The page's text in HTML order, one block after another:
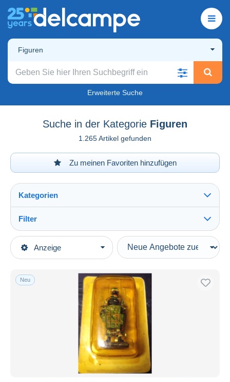
Figuren
Erweiterte Suche
Suche in der Kategorie Figuren
1.265 Artikel gefunden
Zu meinen Favoriten hinzufügen
Anzeige
Kategorien
Hauptkategorien
Figuren
Filter
Art der Verkäufe
Laufende Angebote
Auktionen mit Geboten
Auktionen ohne Gebote
Auktionshäuser
Alle Laufzeiten
Neu